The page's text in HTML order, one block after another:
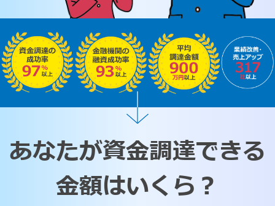
あなたが資金調達できる
金額はいくら？